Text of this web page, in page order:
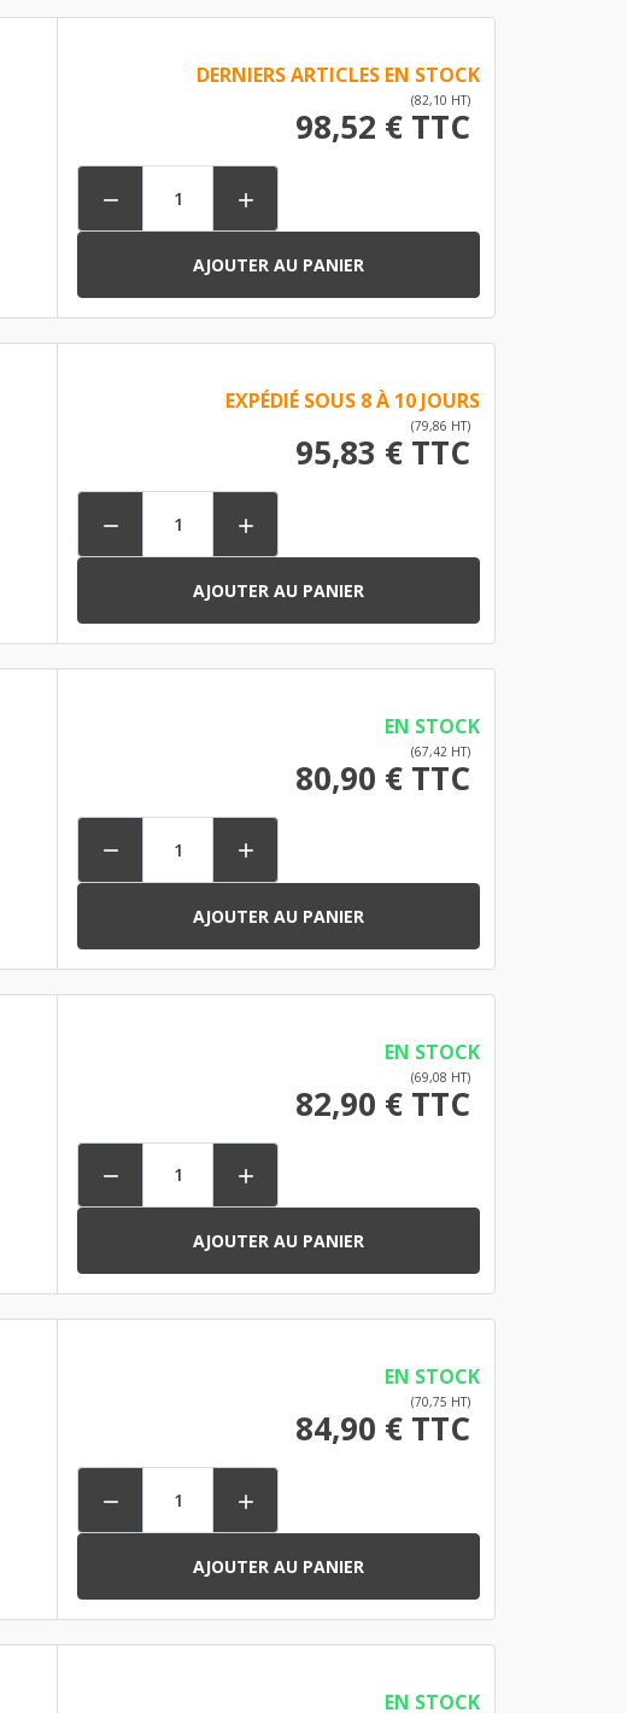
DERNIERS ARTICLES EN STOCK
(82,10 HT)
98,52 € TTC
 
AJOUTER AU PANIER
EXPÉDIÉ SOUS 8 À 10 JOURS
(79,86 HT)
95,83 € TTC
 
AJOUTER AU PANIER
EN STOCK
(67,42 HT)
80,90 € TTC
 
AJOUTER AU PANIER
EN STOCK
(69,08 HT)
82,90 € TTC
 
AJOUTER AU PANIER
EN STOCK
(70,75 HT)
84,90 € TTC
 
AJOUTER AU PANIER
EN STOCK